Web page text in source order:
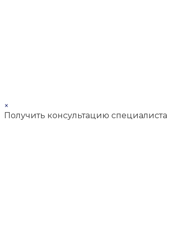
×
Получить консультацию специалиста